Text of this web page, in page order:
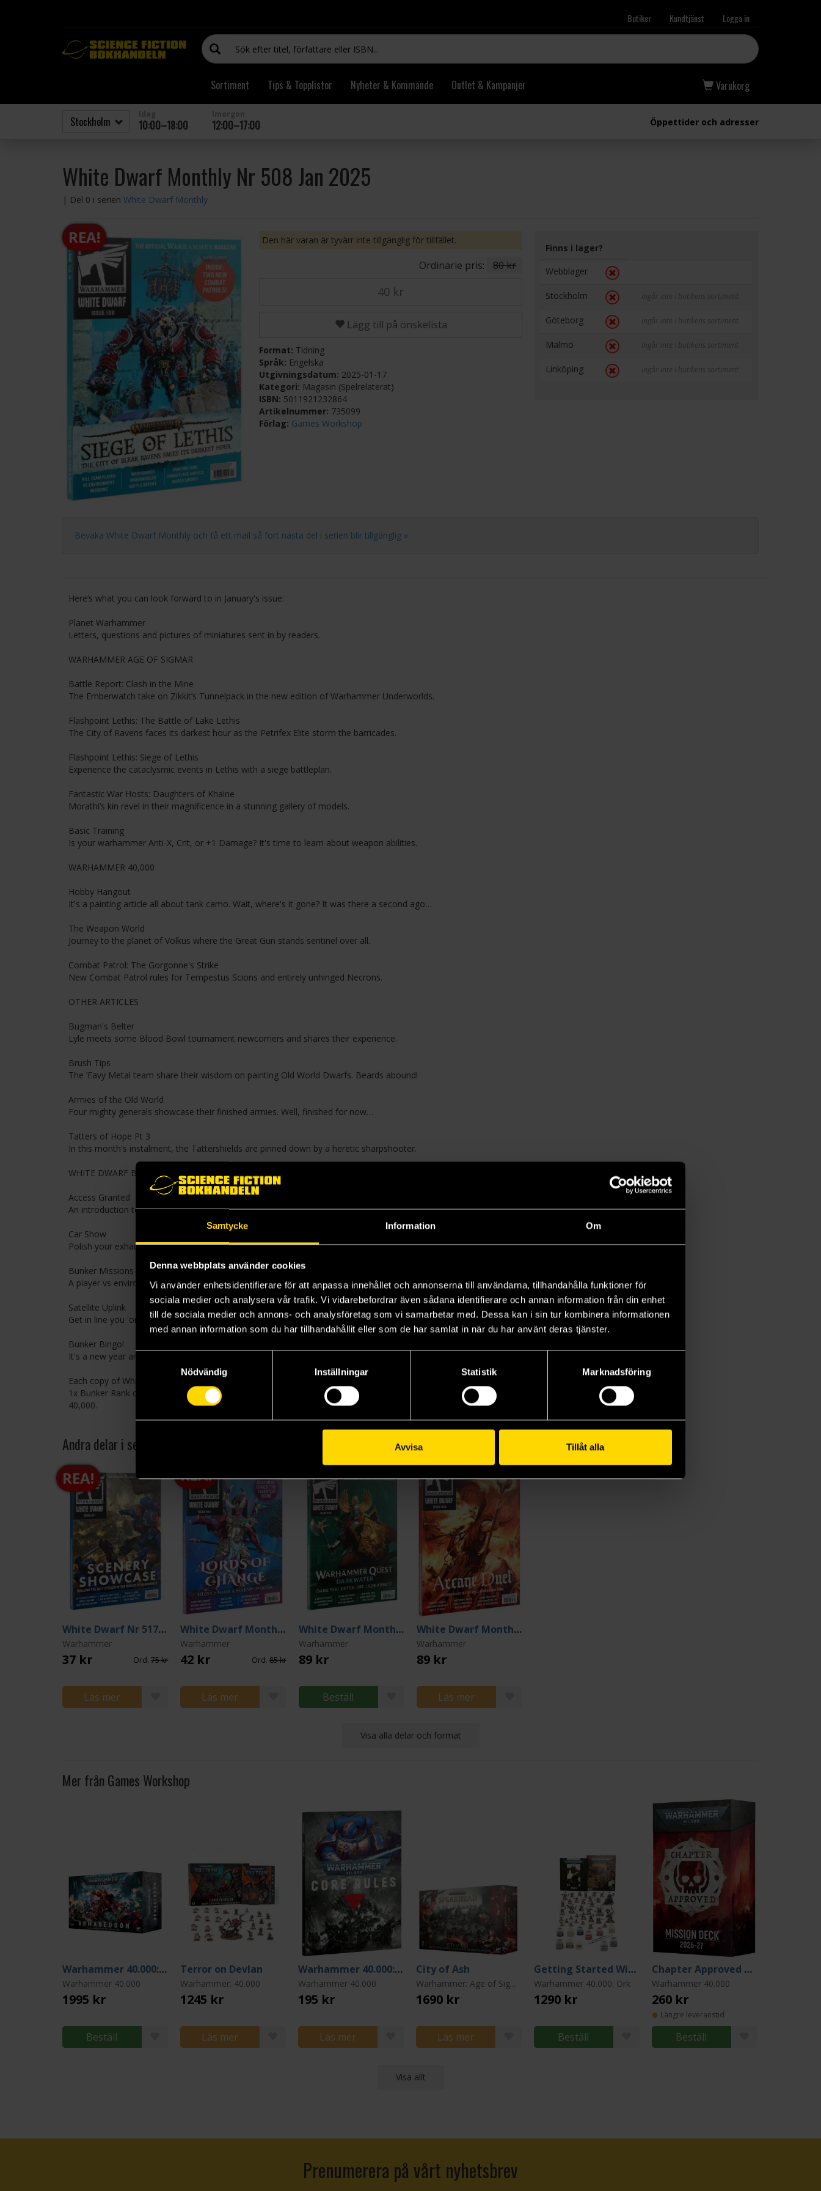
Samtycke Information Om
Denna webbplats använder cookies
Vi använder enhetsidentifierare för att anpassa innehållet och annonserna till användarna, tillhandahålla funktioner för
sociala medier och analysera vår trafik. Vi vidarebefordrar även sådana identifierare och annan information från din enhet
till de sociala medier och annons- och analysföretag som vi samarbetar med. Dessa kan i sin tur kombinera informationen
med annan information som du har tillhandahållit eller som de har samlat in när du har använt deras tjänster.
Samtyckesval
Nödvändig
Inställningar Statistik Marknadsföring
Avvisa Tillåt alla
Butiker Kundtjänst Logga in
Sortiment Tips & Topplistor Nyheter & Kommande Outlet & Kampanjer Varukorg
10:00–18:00 12:00–17:00 Öppettider och adresser
White Dwarf Monthly Nr 508 Jan 2025
| Del 0 i serien White Dwarf Monthly
REA! Den här varan är tyvärr inte tillgänglig för tillfället.
Ordinarie pris: 80 kr
40 kr
Lägg till på önskelista
Format: Tidning
Språk: Engelska
Utgivningsdatum: 2025-01-17
Kategori: Magasin (Spelrelaterat)
ISBN: 5011921232864
Artikelnummer: 735099
Förlag: Games Workshop
Finns i lager?
Webblager
Stockholm Ingår inte i butikens sortiment
Göteborg Ingår inte i butikens sortiment
Malmö Ingår inte i butikens sortiment
Linköping Ingår inte i butikens sortiment
Bevaka White Dwarf Monthly och få ett mail så fort nästa del i serien blir tillgänglig »
Here’s what you can look forward to in January's issue:
Planet Warhammer
Letters, questions and pictures of miniatures sent in by readers.
WARHAMMER AGE OF SIGMAR
Battle Report: Clash in the Mine
The Emberwatch take on Zikkit’s Tunnelpack in the new edition of Warhammer Underworlds.
Flashpoint Lethis: The Battle of Lake Lethis
The City of Ravens faces its darkest hour as the Petrifex Elite storm the barricades.
Flashpoint Lethis: Siege of Lethis
Experience the cataclysmic events in Lethis with a siege battleplan.
Fantastic War Hosts: Daughters of Khaine
Morathi’s kin revel in their magnificence in a stunning gallery of models.
Basic Training
Is your warhammer Anti-X, Crit, or +1 Damage? It's time to learn about weapon abilities.
WARHAMMER 40,000
Hobby Hangout
It's a painting article all about tank camo. Wait, where's it gone? It was there a second ago…
The Weapon World
Journey to the planet of Volkus where the Great Gun stands sentinel over all.
Combat Patrol: The Gorgonne's Strike
New Combat Patrol rules for Tempestus Scions and entirely unhinged Necrons.
OTHER ARTICLES
Bugman's Belter
Lyle meets some Blood Bowl tournament newcomers and shares their experience.
Brush Tips
The ’Eavy Metal team share their wisdom on painting Old World Dwarfs. Beards abound!
Armies of the Old World
Four mighty generals showcase their finished armies. Well, finished for now…
Tatters of Hope Pt 3
In this month's instalment, the Tattershields are pinned down by a heretic sharpshooter.
WHITE DWARF BUNKER
Access Granted
An introduction to the new-look Bunker.
Car Show
Polish your exhausts and touch up your go-faster stripes – it's time for the Car Show!
Bunker Missions
A player vs environment mini-campaign for Kill Team. The cards are supplied in this issue!
Satellite Uplink
Get in line you 'orrible lot, because this month's painting challenge is Rank and File units.
Bunker Bingo!
It's a new year and a new bingo sheet. Some of the Dwarfers are already out of the gate!
Each copy of White Dwarf 508 also comes with a cardboard insert containing a 15x card deck of Relic Ploy cards for Kill Team,
1x Bunker Rank card, and a pull-out card featuring the scenarios of the month for Warhammer Age of Sigmar and Warhammer
40,000.
Andra delar i serien
REA!
White Dwarf Nr 517 October 2025
Warhammer
37 kr Ord.75 kr
Läs mer
REA!
White Dwarf Monthly Nr 514 July 2025
Warhammer
42 kr Ord. 85 kr
Läs mer
White Dwarf Monthly Nr 519 December 2025
Warhammer
89 kr
Beställ
524
White Dwarf Monthly Nr 524 May 2026
Warhammer
89 kr
Läs mer
Visa alla delar och format
Mer från Games Workshop
Warhammer 40.000: Armageddon (Startbox 11th edition)
Warhammer 40.000
1995 kr
Beställ
Terror on Devlan
Warhammer: 40.000
1245 kr
Läs mer
Warhammer 40.000: Core Rules 11th Edition (Core Rules 11th edition)
Warhammer 40.000
195 kr
Läs mer
City of Ash
Warhammer: Age of Sigmar
1690 kr
Läs mer
Getting Started With Orks
Warhammer 40.000: Ork
1290 kr
Beställ
Chapter Approved Mission Deck
Warhammer 40.000
260 kr
Längre leveranstid
Beställ
Visa allt
Prenumerera på vårt nyhetsbrev